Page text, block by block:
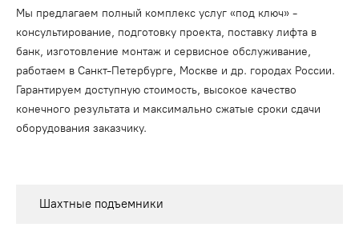
Мы предлагаем полный комплекс услуг «под ключ» -
консультирование, подготовку проекта, поставку лифта в
банк, изготовление монтаж и сервисное обслуживание,
работаем в Санкт-Петербурге, Москве и др. городах России.
Гарантируем доступную стоимость, высокое качество
конечного результата и максимально сжатые сроки сдачи
оборудования заказчику.
Шахтные подъемники